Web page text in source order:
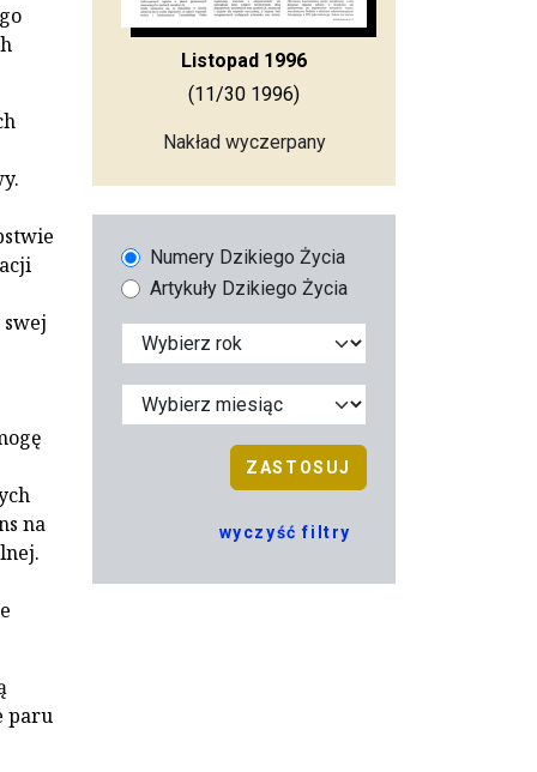
na
paru
Listopad 1996
(11/30 1996)
Nakład wyczerpany
Numery Dzikiego Życia
Artykuły Dzikiego Życia
ZASTOSUJ
wyczyść filtry